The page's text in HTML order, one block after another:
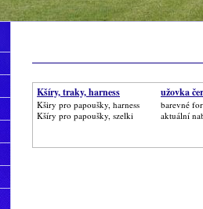
Kšíry, traky, harness
Kširy pro papoušky, harness
Kšíry pro papoušky, szelki
užovka
barevné
aktuální